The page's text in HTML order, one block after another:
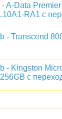
- A-Data
RA1 с
- Transcend
- Kingston
с